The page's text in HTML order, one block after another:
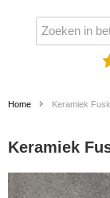
Home Keramiek
Keramiek